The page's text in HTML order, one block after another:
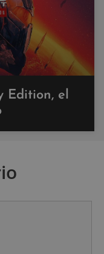
Edition, el